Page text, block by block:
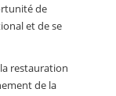
de
et de se
la restauration
de la